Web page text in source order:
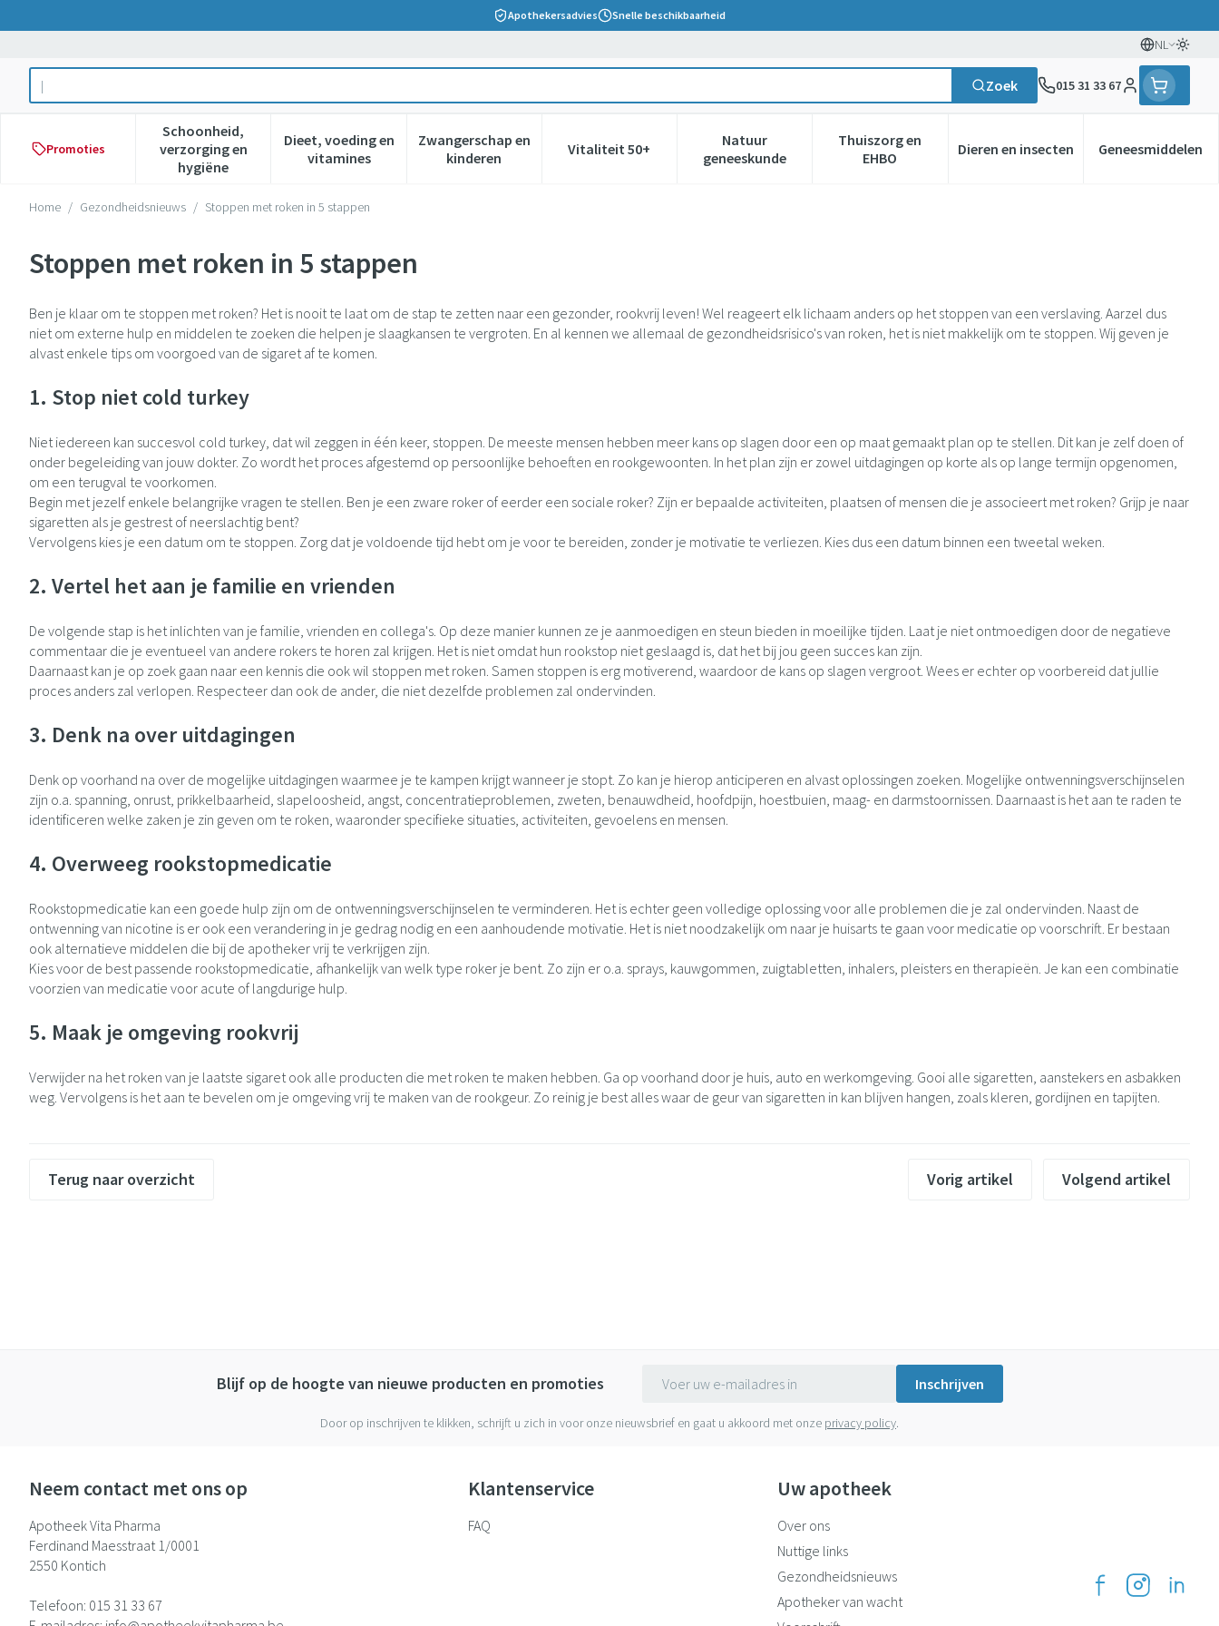
Apothekersadvies Snelle beschikbaarheid
NL
Talen
Product, merk, categorie... Zoek 015 31 33 67
Klant menu
Promoties
Schoonheid,
verzorging en
hygiëne
Toon submenu voor Schoonheid, verzorging en hygiëne categorie
Dieet, voeding en
vitaminesToon submenu voor Dieet, voeding en vitamines categorie
Zwangerschap en
kinderenToon submenu voor Zwangerschap en kinderen categorie
Vitaliteit 50+Toon submenu voor Vitaliteit 50+ categorie
Natuur
geneeskundeToon submenu voor Natuur geneeskunde categorie
Thuiszorg en
EHBOToon submenu voor Thuiszorg en EHBO categorie
Dieren en insectenToon submenu voor Dieren en
Geneesmiddelen
Toon
Home / Gezondheidsnieuws / Stoppen met roken in 5 stappen
Stoppen met roken in 5 stappen
Ben je klaar om te stoppen met roken? Het is nooit te laat om de stap te zetten naar een gezonder, rookvrij leven! Wel reageert elk lichaam anders op het stoppen van een verslaving. Aarzel dus
niet om externe hulp en middelen te zoeken die helpen je slaagkansen te vergroten. En al kennen we allemaal de gezondheidsrisico's van roken, het is niet makkelijk om te stoppen. Wij geven je
alvast enkele tips om voorgoed van de sigaret af te komen.
1. Stop niet cold turkey
Niet iedereen kan succesvol cold turkey, dat wil zeggen in één keer, stoppen. De meeste mensen hebben meer kans op slagen door een op maat gemaakt plan op te stellen. Dit kan je zelf doen of
onder begeleiding van jouw dokter. Zo wordt het proces afgestemd op persoonlijke behoeften en rookgewoonten. In het plan zijn er zowel uitdagingen op korte als op lange termijn opgenomen,
om een terugval te voorkomen.
Begin met jezelf enkele belangrijke vragen te stellen. Ben je een zware roker of eerder een sociale roker? Zijn er bepaalde activiteiten, plaatsen of mensen die je associeert met roken? Grijp je naar
sigaretten als je gestrest of neerslachtig bent?
Vervolgens kies je een datum om te stoppen. Zorg dat je voldoende tijd hebt om je voor te bereiden, zonder je motivatie te verliezen. Kies dus een datum binnen een tweetal weken.
2. Vertel het aan je familie en vrienden
De volgende stap is het inlichten van je familie, vrienden en collega's. Op deze manier kunnen ze je aanmoedigen en steun bieden in moeilijke tijden. Laat je niet ontmoedigen door de negatieve
commentaar die je eventueel van andere rokers te horen zal krijgen. Het is niet omdat hun rookstop niet geslaagd is, dat het bij jou geen succes kan zijn.
Daarnaast kan je op zoek gaan naar een kennis die ook wil stoppen met roken. Samen stoppen is erg motiverend, waardoor de kans op slagen vergroot. Wees er echter op voorbereid dat jullie
proces anders zal verlopen. Respecteer dan ook de ander, die niet dezelfde problemen zal ondervinden.
3. Denk na over uitdagingen
Denk op voorhand na over de mogelijke uitdagingen waarmee je te kampen krijgt wanneer je stopt. Zo kan je hierop anticiperen en alvast oplossingen zoeken. Mogelijke ontwenningsverschijnselen
zijn o.a. spanning, onrust, prikkelbaarheid, slapeloosheid, angst, concentratieproblemen, zweten, benauwdheid, hoofdpijn, hoestbuien, maag- en darmstoornissen. Daarnaast is het aan te raden te
identificeren welke zaken je zin geven om te roken, waaronder specifieke situaties, activiteiten, gevoelens en mensen.
4. Overweeg rookstopmedicatie
Rookstopmedicatie kan een goede hulp zijn om de ontwenningsverschijnselen te verminderen. Het is echter geen volledige oplossing voor alle problemen die je zal ondervinden. Naast de
ontwenning van nicotine is er ook een verandering in je gedrag nodig en een aanhoudende motivatie. Het is niet noodzakelijk om naar je huisarts te gaan voor medicatie op voorschrift. Er bestaan
ook alternatieve middelen die bij de apotheker vrij te verkrijgen zijn.
Kies voor de best passende rookstopmedicatie, afhankelijk van welk type roker je bent. Zo zijn er o.a. sprays, kauwgommen, zuigtabletten, inhalers, pleisters en therapieën. Je kan een combinatie
voorzien van medicatie voor acute of langdurige hulp.
5. Maak je omgeving rookvrij
Verwijder na het roken van je laatste sigaret ook alle producten die met roken te maken hebben. Ga op voorhand door je huis, auto en werkomgeving. Gooi alle sigaretten, aanstekers en asbakken
weg. Vervolgens is het aan te bevelen om je omgeving vrij te maken van de rookgeur. Zo reinig je best alles waar de geur van sigaretten in kan blijven hangen, zoals kleren, gordijnen en tapijten.
Terug naar overzicht Vorig artikel Volgend artikel
Blijf op de hoogte van nieuwe producten en promoties Inschrijven
Door op inschrijven te klikken, schrijft u zich in voor onze nieuwsbrief en gaat u akkoord met onze privacy policy.
Neem contact met ons op
Apotheek Vita Pharma
Ferdinand Maesstraat 1/0001
2550 Kontich
Telefoon: 015 31 33 67
Klantenservice
FAQ
Uw apotheek
Over ons
Nuttige links
Gezondheidsnieuws
Apotheker van wacht